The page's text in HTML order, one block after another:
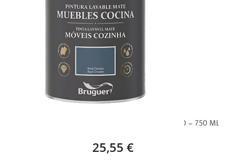
BRUGUER PINTURA MUEBLES COCINA AZUL OCÉANO – 750 ML
25,55 €